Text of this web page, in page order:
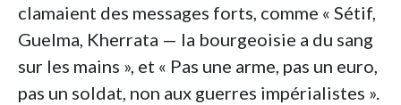
clamaient des messages forts, comme « Sétif,
Guelma, Kherrata — la bourgeoisie a du sang
sur les mains », et « Pas une arme, pas un euro,
pas un soldat, non aux guerres impérialistes ».